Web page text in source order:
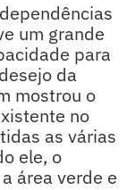
um grande
para
da
mostrou o
no
as várias
ele, o
área verde e